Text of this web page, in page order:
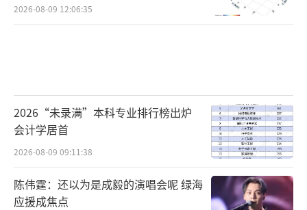
2026-08-09 12:06:35
2026“未录满”本科专业排行榜出炉
会计学居首
2026-08-09 09:11:38
陈伟霆：还以为是成毅的演唱会呢 绿海
应援成焦点